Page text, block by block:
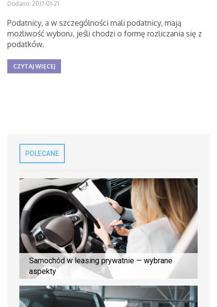
Dodano: 2017-01-21
Podatnicy, a w szczególności mali podatnicy, mają
możliwość wyboru, jeśli chodzi o formę rozliczania się z
podatków.
CZYTAJ WIĘCEJ
POLECANE
Samochód w leasing prywatnie — wybrane
aspekty